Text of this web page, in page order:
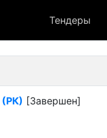
Тендеры
(РК) [Завершен]